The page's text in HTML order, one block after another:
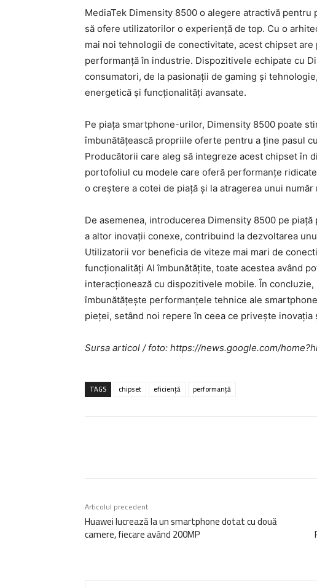
MediaTek Dimensity 8500 o alegere atractivă
să ofere utilizatorilor o experiență de top. Cu o
mai noi tehnologii de conectivitate, acest chipset
performanță în industrie. Dispozitivele echipate cu
consumatori, de la pasionații de gaming și
energetică și funcționalități avansate.
Pe piața smartphone-urilor, Dimensity 8500 poate
îmbunătățească propriile oferte pentru a ține pasul
Producătorii care aleg să integreze acest chipset în
portofoliul cu modele care oferă performanțe
o creștere a cotei de piață și la atragerea unui
De asemenea, introducerea Dimensity 8500 pe
a altor inovații conexe, contribuind la dezvoltarea
Utilizatorii vor beneficia de viteze mai mari de
funcționalități AI îmbunătățite, toate acestea având
interacționează cu dispozitivele mobile. În
îmbunătățește performanțele tehnice ale
pieței, setând noi repere în ceea ce privește inovația
Sursa articol / foto: https://news.google.com/
TAGS chipset eficiență performanță
Articolul precedent
Huawei lucrează la un smartphone dotat cu două
camere, fiecare având 200MP